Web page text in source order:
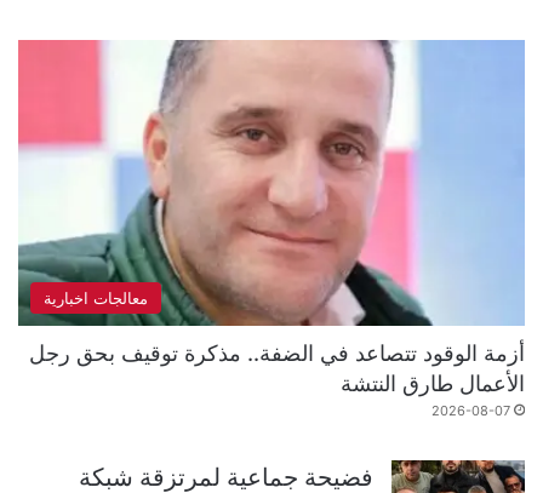
معالجات اخبارية
أزمة الوقود تتصاعد في الضفة.. مذكرة توقيف بحق رجل
الأعمال طارق النتشة
2026-08-07
فضيحة جماعية لمرتزقة شبكة